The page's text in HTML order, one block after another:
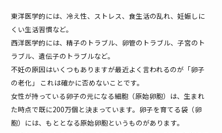
東洋医学的には、冷え性、ストレス、食生活の乱れ、妊娠しに
くい生活習慣など。
西洋医学的には、精子のトラブル、卵管のトラブル、子宮のト
ラブル、遺伝子のトラブルなど。
不妊の原因はいくつもありますが最近よく言われるのが「卵子
の老化」 これは確かに否めないことです。
女性が持っている卵子の元になる細胞（原始卵胞）は、生まれ
た時点で既に200万個と決まっています。卵子を育てる袋（卵
胞）には、もととなる原始卵胞というものがあります。